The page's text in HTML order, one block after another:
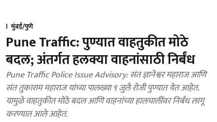
मुंबई/पुणे
Pune Traffic: पुण्यात वाहतुकीत मोठे
बदल; अंतर्गत हलक्या वाहनांसाठी निर्बंध
Pune Traffic Police Issue Advisory: संत ज्ञानेश्वर महाराज आणि
संत तुकाराम महाराज यांच्या पालख्या ९ जुलै रोजी पुण्यात येत आहेत.
यामुळे वाहतुकीत मोठे बदल आणि वाहनांच्या हालचालींवर निर्बंध लागू
करण्यात आले आहेत.